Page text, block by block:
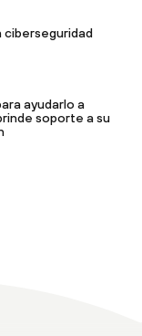
ciberseguridad
ayudarlo a
soporte a su